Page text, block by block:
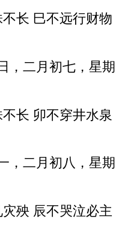
长 巳不远行财物
，二月初七，星期
长 卯不穿井水泉
，二月初八，星期
殃 辰不哭泣必主